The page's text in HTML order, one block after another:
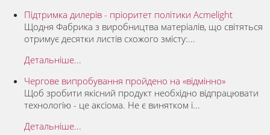
Підтримка дилерів - пріоритет політики Acmelight
Щодня Фабрика з виробництва матеріалів, що світяться
отримує десятки листів схожого змісту:...
Детальніше...
Чергове випробування пройдено на «відмінно»
Щоб зробити якісний продукт необхідно відпрацювати
технологію - це аксіома. Не є винятком і...
Детальніше...